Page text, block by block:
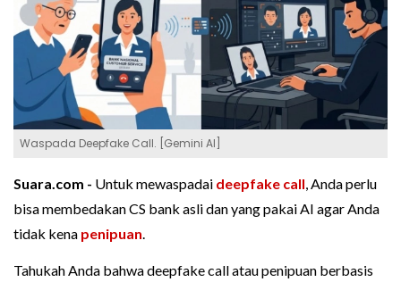
Waspada Deepfake Call. [Gemini AI]
Suara.com - Untuk mewaspadai deepfake call, Anda perlu
bisa membedakan CS bank asli dan yang pakai AI agar Anda
tidak kena penipuan.
Tahukah Anda bahwa deepfake call atau penipuan berbasis